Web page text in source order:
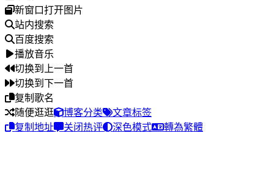
新窗口打开图片
站内搜索
百度搜索
播放音乐
切换到上一首
切换到下一首
复制歌名
随便逛逛
博客分类
文章标签
复制地址
关闭热评 深色模式 轉為繁體